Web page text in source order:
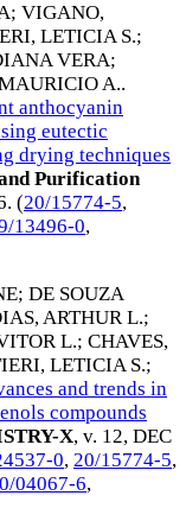
; VIGANO,
LETICIA S.;
VERA;
A..
anthocyanin
eutectic
drying techniques
Purification
. (20/15774-5,
13496-0,
; DE SOUZA
ARTHUR L.;
L.; CHAVES,
LETICIA S.;
and trends in
compounds
X, v. 12, DEC
0, 20/15774-5,
04067-6,